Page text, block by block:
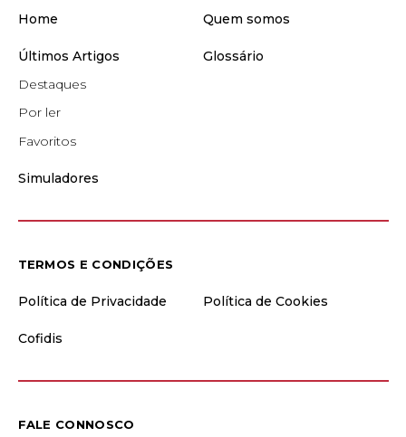
Home Quem somos
Últimos Artigos
Destaques
Por ler
Favoritos
Glossário
Simuladores
TERMOS E CONDIÇÕES
Política de Privacidade Política de Cookies
Cofidis
FALE CONNOSCO